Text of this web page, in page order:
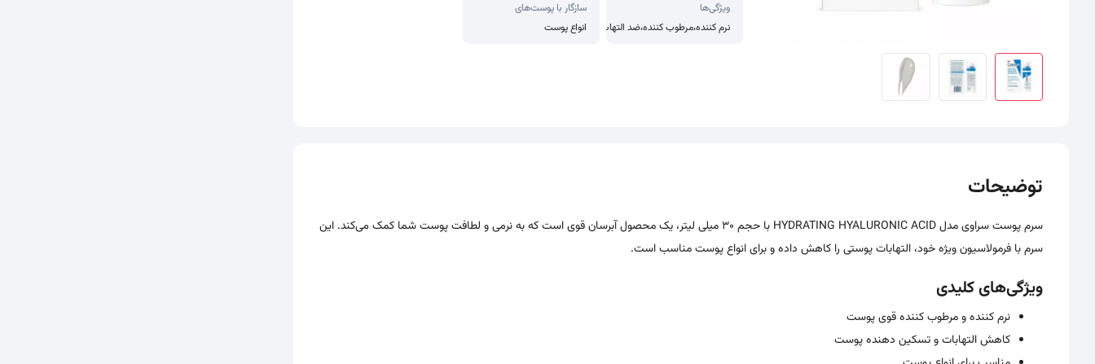
ویژگی‌ها
نرم کننده،مرطوب کننده،ضد التهاب
سازگار با پوست‌های
انواع پوست
سایر تصاویر محصول - تصاویر بندانگشتی
توضیحات
سرم پوست سراوی مدل HYDRATING HYALURONIC ACID با حجم 30 میلی لیتر، یک محصول آبرسان قوی است که به نرمی و لطافت پوست شما کمک می‌کند. این
سرم با فرمولاسیون ویژه خود، التهابات پوستی را کاهش داده و برای انواع پوست مناسب است.
ویژگی‌های کلیدی
نرم کننده و مرطوب کننده قوی پوست
کاهش التهابات و تسکین دهنده پوست